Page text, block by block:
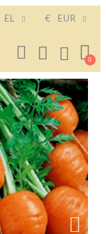
EL € EUR